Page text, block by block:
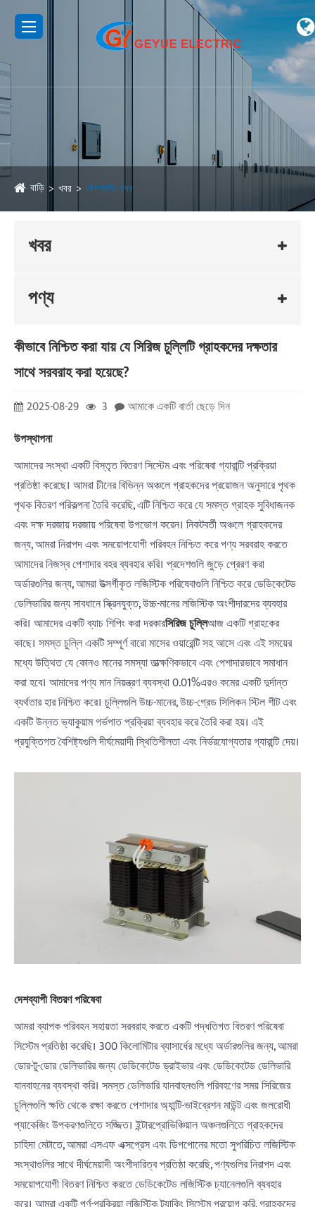
বাড়ি খবর কোম্পানির খবর
খবর
পণ্য
কীভাবে নিশ্চিত করা যায় যে সিরিজ চুল্লিটি গ্রাহকদের দক্ষতার
সাথে সরবরাহ করা হয়েছে?
2025-08-29 3
আমাকে একটি বার্তা ছেড়ে দিন
উপস্থাপনা
আমাদের সংস্থা একটি বিস্তৃত বিতরণ সিস্টেম এবং পরিষেবা গ্যারান্টি প্রক্রিয়া
প্রতিষ্ঠা করেছে। আমরা চীনের বিভিন্ন অঞ্চলে গ্রাহকদের প্রয়োজন অনুসারে পৃথক
পৃথক বিতরণ পরিকল্পনা তৈরি করেছি, এটি নিশ্চিত করে যে সমস্ত গ্রাহক সুবিধাজনক
এবং দক্ষ দরজায় দরজায় পরিষেবা উপভোগ করেন। নিকটবর্তী অঞ্চলে গ্রাহকদের
জন্য, আমরা নিরাপদ এবং সময়োপযোগী পরিবহন নিশ্চিত করে পণ্য সরবরাহ করতে
আমাদের নিজস্ব পেশাদার বহর ব্যবহার করি। প্রদেশগুলি জুড়ে প্রেরণ করা
অর্ডারগুলির জন্য, আমরা উত্সর্গীকৃত লজিস্টিক পরিষেবাগুলি নিশ্চিত করে ডেডিকেটেড
ডেলিভারির জন্য সাবধানে স্ক্রিনযুক্ত, উচ্চ-মানের লজিস্টিক অংশীদারদের ব্যবহার
করি। আমাদের একটি ব্যাচ শিপিং করা দরকারসিরিজ চুল্লিআজ একটি গ্রাহকের
কাছে। সমস্ত চুল্লি একটি সম্পূর্ণ বারো মাসের ওয়ারেন্টি সহ আসে এবং এই সময়ের
মধ্যে উত্থিত যে কোনও মানের সমস্যা তাত্ক্ষণিকভাবে এবং পেশাদারভাবে সমাধান
করা হবে। আমাদের পণ্য মান নিয়ন্ত্রণ ব্যবস্থা 0.01%এরও কমের একটি দুর্দান্ত
ব্যর্থতার হার নিশ্চিত করে। চুল্লিগুলি উচ্চ-মানের, উচ্চ-গ্রেড সিলিকন স্টিল শীট এবং
একটি উন্নত ভ্যাকুয়াম গর্ভপাত প্রক্রিয়া ব্যবহার করে তৈরি করা হয়। এই
প্রযুক্তিগত বৈশিষ্ট্যগুলি দীর্ঘমেয়াদী স্থিতিশীলতা এবং নির্ভরযোগ্যতার গ্যারান্টি দেয়।
দেশব্যাপী বিতরণ পরিষেবা
আমরা ব্যাপক পরিবহন সহায়তা সরবরাহ করতে একটি পদ্ধতিগত বিতরণ পরিষেবা
সিস্টেম প্রতিষ্ঠা করেছি। 300 কিলোমিটার ব্যাসার্ধের মধ্যে অর্ডারগুলির জন্য, আমরা
ডোর-টু-ডোর ডেলিভারির জন্য ডেডিকেটেড ড্রাইভার এবং ডেডিকেটেড ডেলিভারি
যানবাহনের ব্যবস্থা করি। সমস্ত ডেলিভারি যানবাহনগুলি পরিবহণের সময় সিরিজের
চুল্লিগুলি ক্ষতি থেকে রক্ষা করতে পেশাদার অ্যান্টি-ভাইব্রেশন মাউন্ট এবং জলরোধী
প্যাকেজিং উপকরণগুলিতে সজ্জিত। ইন্টারপ্রোভিঞ্চিয়াল অঞ্চলগুলিতে গ্রাহকদের
চাহিদা মেটাতে, আমরা এসএফ এক্সপ্রেস এবং ডিপপোনের মতো সুপরিচিত লজিস্টিক
সংস্থাগুলির সাথে দীর্ঘমেয়াদী অংশীদারিত্ব প্রতিষ্ঠা করেছি, পণ্যগুলির নিরাপদ এবং
সময়োপযোগী বিতরণ নিশ্চিত করতে ডেডিকেটেড লজিস্টিক চ্যানেলগুলি ব্যবহার